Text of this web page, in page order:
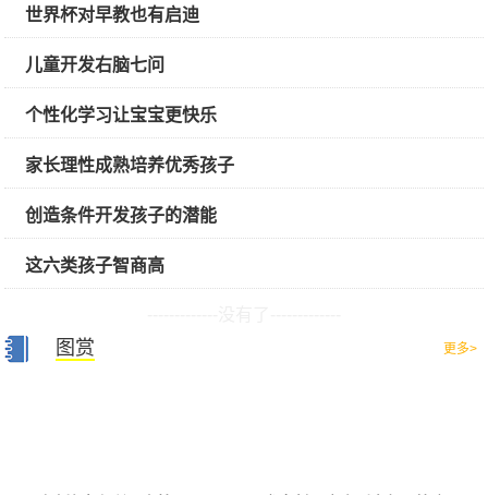
世界杯对早教也有启迪
儿童开发右脑七问
个性化学习让宝宝更快乐
家长理性成熟培养优秀孩子
创造条件开发孩子的潜能
这六类孩子智商高
图赏 更多>